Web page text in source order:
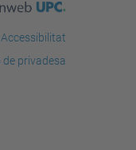
Accessibilitat
privadesa